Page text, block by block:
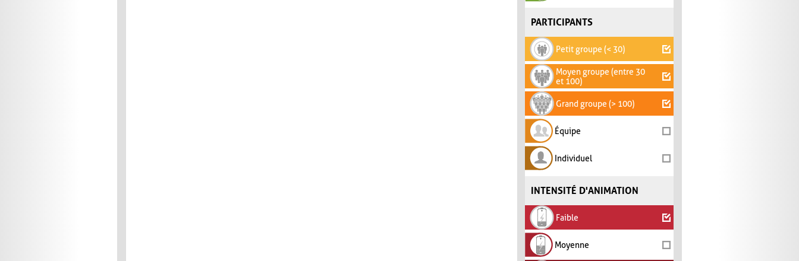
PARTICIPANTS
Petit groupe (< 30)
Moyen groupe (entre 30
et 100)
Grand groupe (> 100)
Équipe
Individuel
INTENSITÉ D'ANIMATION
Faible
Moyenne